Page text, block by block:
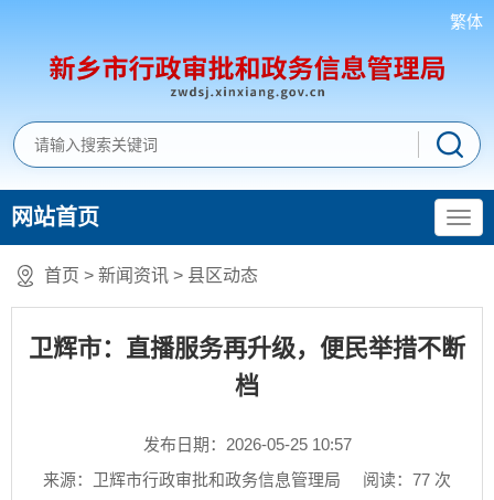
繁体
网站首页
首页 > 新闻资讯 > 县区动态
卫辉市：直播服务再升级，便民举措不断
档
发布日期：2026-05-25 10:57
来源：卫辉市行政审批和政务信息管理局
阅读： 77 次